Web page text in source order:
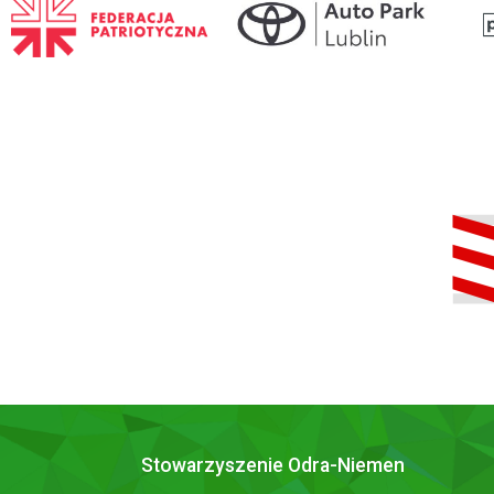
Stowarzyszenie Odra-Niemen